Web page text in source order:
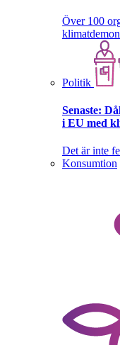
Över 100
Politik
Senaste:
i EU med
Det är inte
Konsumtion